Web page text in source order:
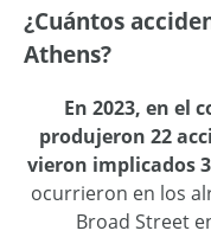
¿Cuántos
Athens?
En 2023, en el
produjeron 22
vieron implicados
ocurrieron en los
Broad Street